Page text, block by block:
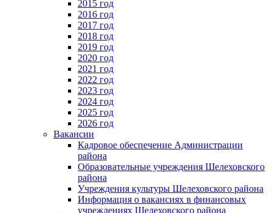
2015 год
2016 год
2017 год
2018 год
2019 год
2020 год
2021 год
2022 год
2023 год
2024 год
2025 год
2026 год
Вакансии
Кадровое обеспечение Администрации
района
Образовательные учреждения Шелеховского
района
Учреждения культуры Шелеховского района
Информация о вакансиях в финансовых
учреждениях Шелеховского района